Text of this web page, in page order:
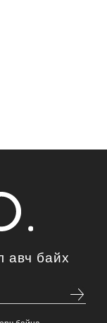
авч байх